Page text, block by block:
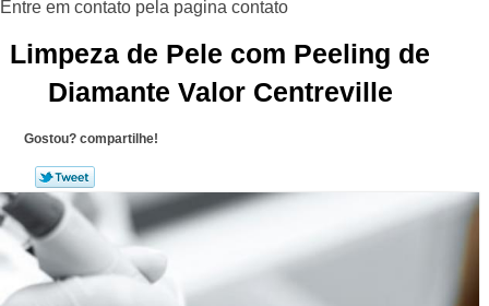
Limpeza de Pele com Peeling de
Diamante Valor Centreville
Gostou? compartilhe!